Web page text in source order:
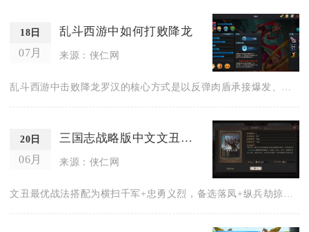
18日
07月
乱斗西游中如何打败降龙
来源：侠仁网
20日
06月
三国志战略版中文文丑适合使用哪种战法
来源：侠仁网